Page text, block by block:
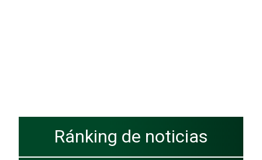
Ránking de noticias